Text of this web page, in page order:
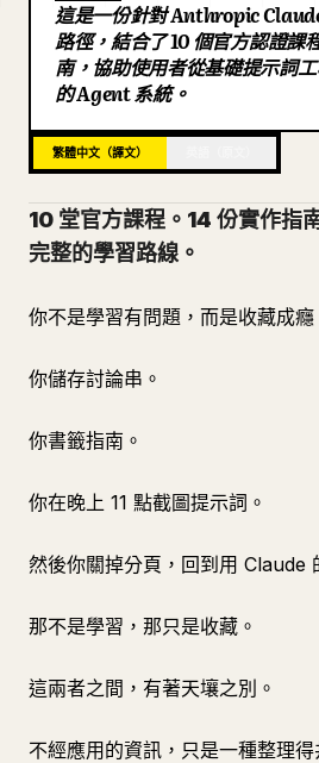
部落格
更新
這是一份針對 Anthropic
路徑，結合了 10 個官方認證課
南，協助使用者從基礎提示詞
的 Agent 系統。
繁體中文（譯文）
10 堂官方課程。14 份實作指
完整的學習路線。
你不是學習有問題，而是收藏成癮
你儲存討論串。
你書籤指南。
你在晚上 11 點截圖提示詞。
然後你關掉分頁，回到用 Claude
那不是學習，那只是收藏。
這兩者之間，有著天壤之別。
不經應用的資訊，只是一種整理得